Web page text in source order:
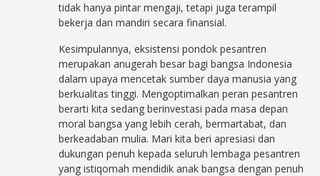
tidak hanya pintar mengaji, tetapi juga terampil
bekerja dan mandiri secara finansial.
Kesimpulannya, eksistensi pondok pesantren
merupakan anugerah besar bagi bangsa Indonesia
dalam upaya mencetak sumber daya manusia yang
berkualitas tinggi. Mengoptimalkan peran pesantren
berarti kita sedang berinvestasi pada masa depan
moral bangsa yang lebih cerah, bermartabat, dan
berkeadaban mulia. Mari kita beri apresiasi dan
dukungan penuh kepada seluruh lembaga pesantren
yang istiqomah mendidik anak bangsa dengan penuh